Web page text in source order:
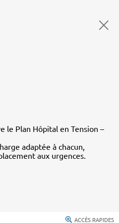
le Plan Hôpital en Tension –
adaptée à chacun,
aux urgences.
ACCÈS RAPIDES